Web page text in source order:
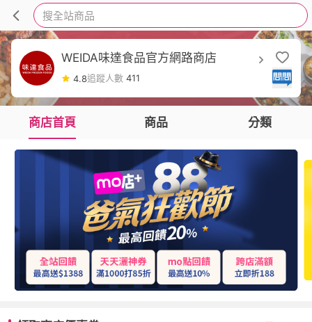
搜全站商品
WEIDA味達食品官方網路商店
4.8追蹤人數 411
商店首頁 商品 分類